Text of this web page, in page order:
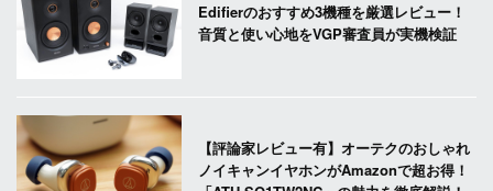
Edifierのおすすめ3機種を厳選レビュー！
音質と使い心地をVGP審査員が実機検証
【評論家レビュー有】オーテクのおしゃれ
ノイキャンイヤホンがAmazonで超お得！